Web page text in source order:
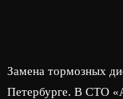
Замена тормозных
Петербурге. В СТО